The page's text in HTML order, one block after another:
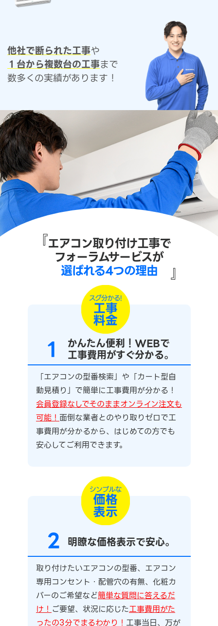
他社で断られた工事や
１台から複数台の工事まで
数多くの実績があります！
『エアコン取り付け工事で
フォーラムサービスが
選ばれる4つの理由 』
1 かんたん便利！WEBで
工事費用がすぐ分かる。
「エアコンの型番検索」や「カート型自
動見積り」で簡単に工事費用が分かる！
会員登録なしでそのままオンライン注文も
可能！面倒な業者とのやり取りゼロで工
事費用が分かるから、はじめての方でも
安心してご利用できます。
2 明瞭な価格表示で安心。
取り付けたいエアコンの型番、エアコン
専用コンセント・配管穴の有無、化粧カ
バーのご希望など簡単な質問に答えるだ
け！ご要望、状況に応じた工事費用がた
ったの3分でまるわかり！ 工事当日、万が